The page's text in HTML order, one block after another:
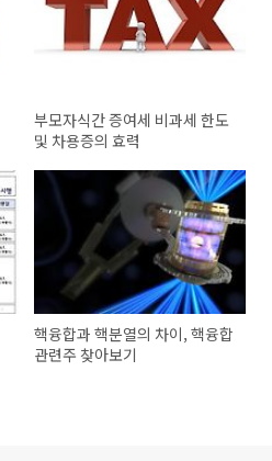
부모자식간 증여세 비과세 한도
및 차용증의 효력
핵융합과 핵분열의 차이, 핵융합
관련주 찾아보기